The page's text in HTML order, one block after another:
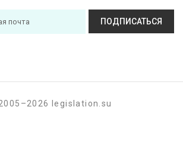
ПОДПИСАТЬСЯ
legislation.su